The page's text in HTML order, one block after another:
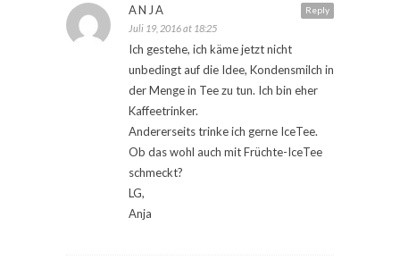
Reply
ANJA
Juli 19, 2016 at 18:25
Ich gestehe, ich käme jetzt nicht
unbedingt auf die Idee, Kondensmilch in
der Menge in Tee zu tun. Ich bin eher
Kaffeetrinker.
Andererseits trinke ich gerne IceTee.
Ob das wohl auch mit Früchte-IceTee
schmeckt?
LG,
Anja